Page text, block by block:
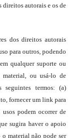
direitos autorais e os de
dos direitos autorais
para outros, podendo
qualquer suporte ou
ou usá-lo de
termos: (a)
fornecer um link para
podem ocorrer de
sugira haver o apoio
o material não pode ser